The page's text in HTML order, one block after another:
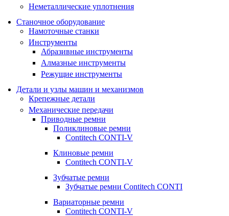
Неметаллические уплотнения
Станочное оборудование
Намоточные станки
Инструменты
Абразивные инструменты
Алмазные инструменты
Режущие инструменты
Детали и узлы машин и механизмов
Крепежные детали
Механические передачи
Приводные ремни
Поликлиновые ремни
Contitech CONTI-V
Клиновые ремни
Contitech CONTI-V
Зубчатые ремни
Зубчатые ремни Contitech CONTI
Вариаторные ремни
Contitech CONTI-V